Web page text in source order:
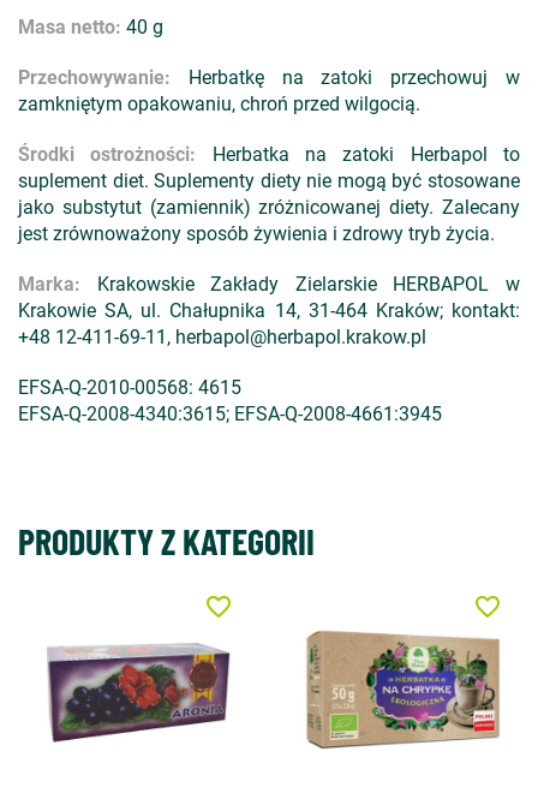
Masa netto: 40 g
Przechowywanie: Herbatkę na zatoki przechowuj w
zamkniętym opakowaniu, chroń przed wilgocią.
Środki ostrożności: Herbatka na zatoki Herbapol to
suplement diet. Suplementy diety nie mogą być stosowane
jako substytut (zamiennik) zróżnicowanej diety. Zalecany
jest zrównoważony sposób żywienia i zdrowy tryb życia.
Marka: Krakowskie Zakłady Zielarskie HERBAPOL w
Krakowie SA, ul. Chałupnika 14, 31-464 Kraków; kontakt:
+48 12-411-69-11, herbapol@herbapol.krakow.pl
EFSA-Q-2010-00568: 4615
EFSA-Q-2008-4340:3615; EFSA-Q-2008-4661:3945
PRODUKTY Z KATEGORII
favorite_border favorite_border